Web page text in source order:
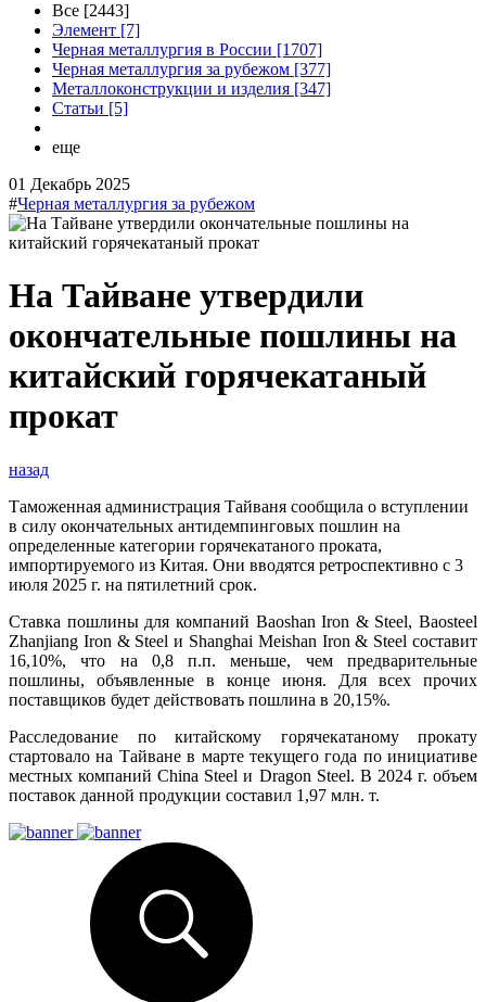
Все [2443]
Элемент [7]
Черная металлургия в России [1707]
Черная металлургия за рубежом [377]
Металлоконструкции и изделия [347]
Статьи [5]
еще
01 Декабрь 2025
#Черная металлургия за рубежом
На Тайване утвердили
окончательные пошлины на
китайский горячекатаный
прокат
назад
Таможенная администрация Тайваня сообщила о вступлении
в силу окончательных антидемпинговых пошлин на
определенные категории горячекатаного проката,
импортируемого из Китая. Они вводятся ретроспективно с 3
июля 2025 г. на пятилетний срок.
Ставка пошлины для компаний Baoshan Iron & Steel, Baosteel
Zhanjiang Iron & Steel и Shanghai Meishan Iron & Steel составит
16,10%, что на 0,8 п.п. меньше, чем предварительные
пошлины, объявленные в конце июня. Для всех прочих
поставщиков будет действовать пошлина в 20,15%.
Расследование по китайскому горячекатаному прокату
стартовало на Тайване в марте текущего года по инициативе
местных компаний China Steel и Dragon Steel. В 2024 г. объем
поставок данной продукции составил 1,97 млн. т.